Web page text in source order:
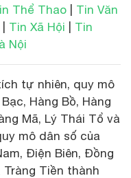
Thể Thao
Tin Văn
Tin Xã Hội
Tin
Nội
tự nhiên, quy mô
Hàng Bồ, Hàng
Mã, Lý Thái Tổ và
mô dân số của
Điện Biên, Đồng
Tràng Tiền thành